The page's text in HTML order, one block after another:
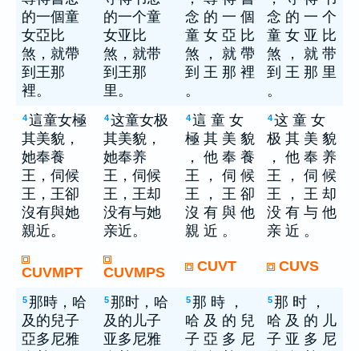
的一個童
女亞比
煞，就帶
到王那
裡。
的一个童
女亚比
煞，就带
到王那
里。
念 的 一 個
童 女 亞 比
煞 ， 就 帶
到 王 那 裡
。
念 的 一 个
童 女 亚 比
煞 ， 就 带
到 王 那 里
。
4這童女極
其美貌，
她奉養
王，伺候
王，王卻
沒有與她
親近。
4这童女极
其美貌，
她奉养
王，伺候
王，王却
没有与她
亲近。
4這 童 女
極 其 美 貌
， 他 奉 養
王 ， 伺 候
王 ， 王 卻
沒 有 與 他
親 近 。
4这 童 女
极 其 美 貌
， 他 奉 养
王 ， 伺 候
王 ， 王 却
没 有 与 他
亲 近 。
CUVMPT CUVMPS CUVT CUVS
5那時，哈
及的兒子
亞多尼雅
5那时，哈
及的儿子
亚多尼雅
5那 時 ，
哈 及 的 兒
子 亞 多 尼
5那 时 ，
哈 及 的 儿
子 亚 多 尼